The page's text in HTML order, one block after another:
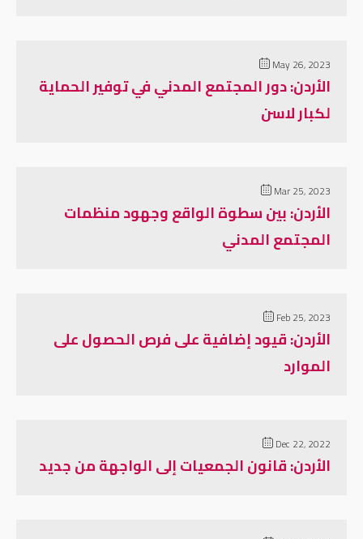
May 26, 2023
الأردن: دور المجتمع المدني في توفير الحماية
لكبار لاسن
Mar 25, 2023
الأردن: بين سطوة الواقع وجهود منظمات
المجتمع المدني
Feb 25, 2023
الأردن: قيود إضافية على فرص الحصول على
الموارد
Dec 22, 2022
الأردن: قانون الجمعيات إلى الواجهة من جديد